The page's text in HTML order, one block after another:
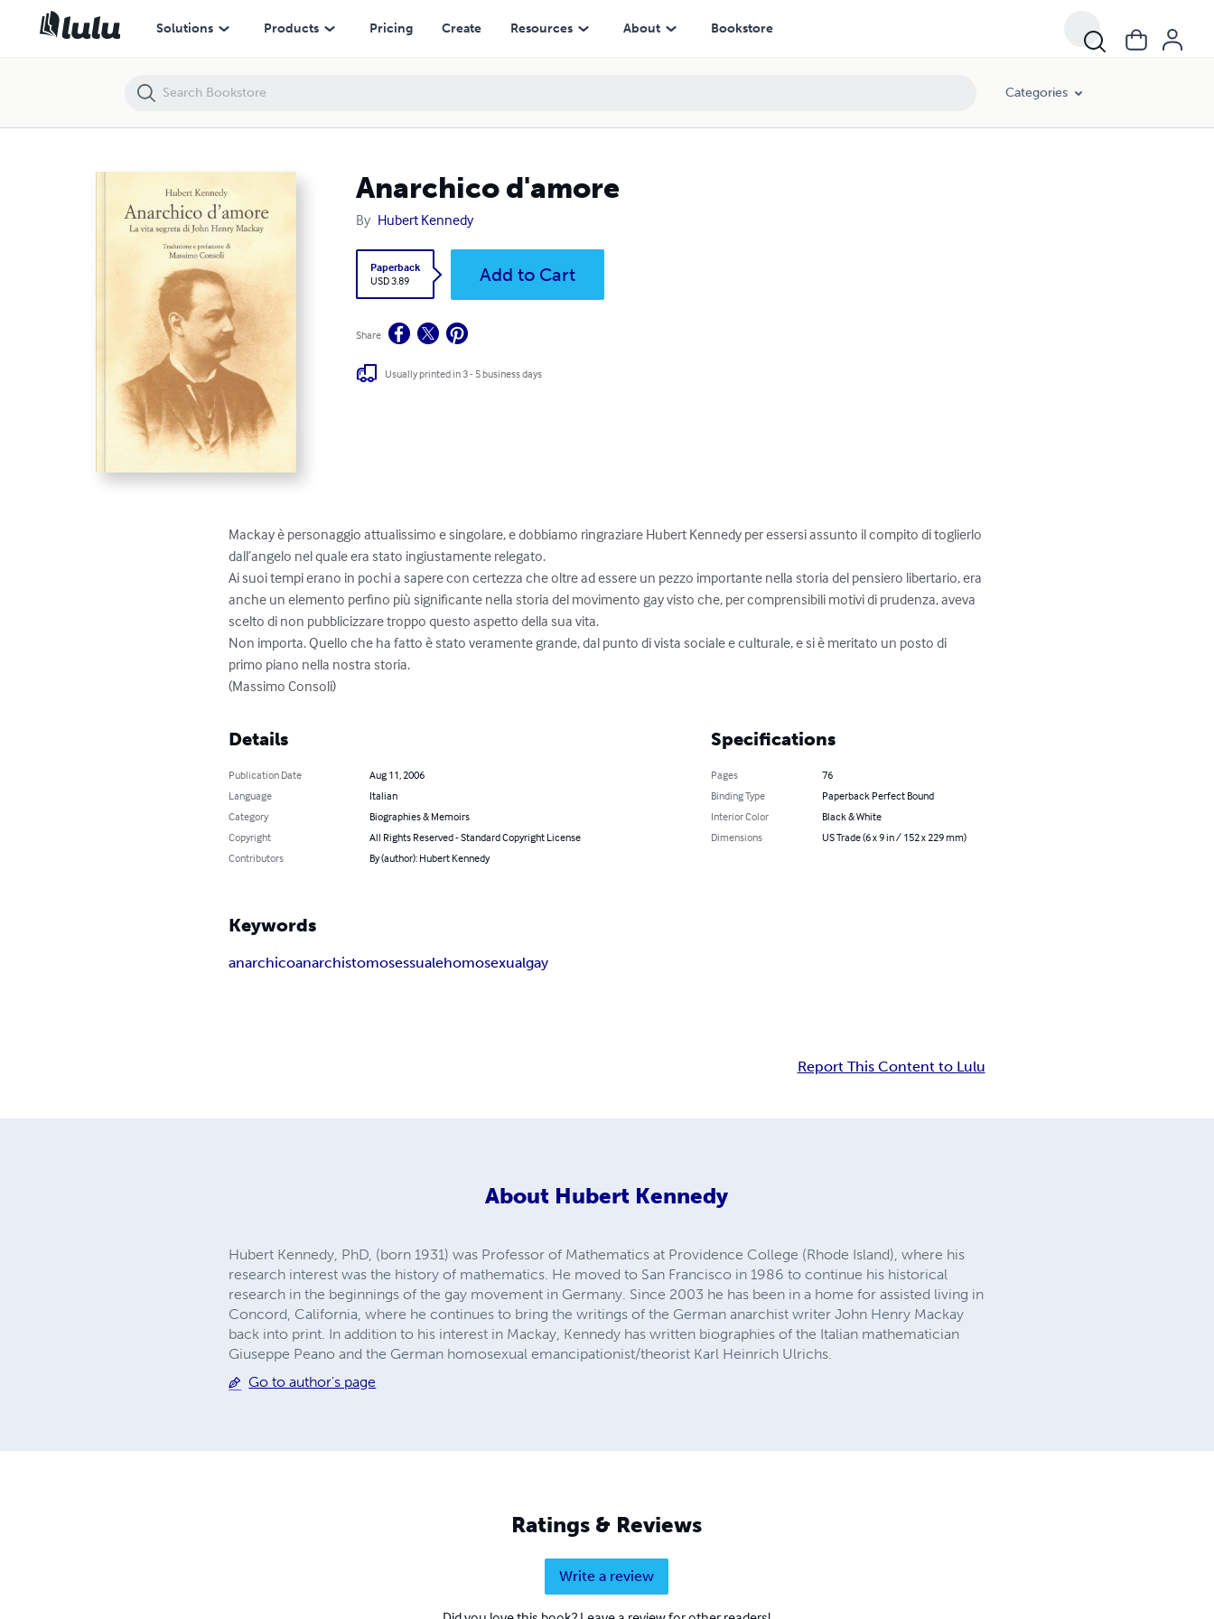
Solutions Products Pricing Create Resources About Bookstore
Categories
Anarchico d'amore
By Hubert Kennedy
Paperback
USD 3.89
Add to Cart
Share
Usually printed in 3 - 5 business days
Mackay è personaggio attualissimo e singolare, e dobbiamo ringraziare Hubert Kennedy per essersi assunto il compito di toglierlo
dall’angelo nel quale era stato ingiustamente relegato.
Ai suoi tempi erano in pochi a sapere con certezza che oltre ad essere un pezzo importante nella storia del pensiero libertario, era
anche un elemento perfino più significante nella storia del movimento gay visto che, per comprensibili motivi di prudenza, aveva
scelto di non pubblicizzare troppo questo aspetto della sua vita.
Non importa. Quello che ha fatto è stato veramente grande, dal punto di vista sociale e culturale, e si è meritato un posto di
primo piano nella nostra storia.
(Massimo Consoli)
Details
Publication Date
Aug 11, 2006
Language
Italian
Category
Biographies & Memoirs
Copyright
All Rights Reserved - Standard Copyright License
Contributors
By (author): Hubert Kennedy
Specifications
Pages
76
Binding Type
Paperback Perfect Bound
Interior Color
Black & White
Dimensions
US Trade (6 x 9 in / 152 x 229 mm)
Keywords
anarchicoanarchistomosessualehomosexualgay
Report This Content to Lulu
About Hubert Kennedy
Hubert Kennedy, PhD, (born 1931) was Professor of Mathematics at Providence College (Rhode Island), where his
research interest was the history of mathematics. He moved to San Francisco in 1986 to continue his historical
research in the beginnings of the gay movement in Germany. Since 2003 he has been in a home for assisted living in
Concord, California, where he continues to bring the writings of the German anarchist writer John Henry Mackay
back into print. In addition to his interest in Mackay, Kennedy has written biographies of the Italian mathematician
Giuseppe Peano and the German homosexual emancipationist/theorist Karl Heinrich Ulrichs.
Go to author's page
Ratings & Reviews
Write a review
Anarchico d'amore